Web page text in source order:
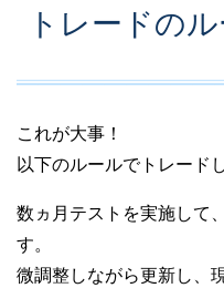
トレードの
これが大事！
以下のルールでトレード
数ヵ月テストを実施して
す。
微調整しながら更新し、